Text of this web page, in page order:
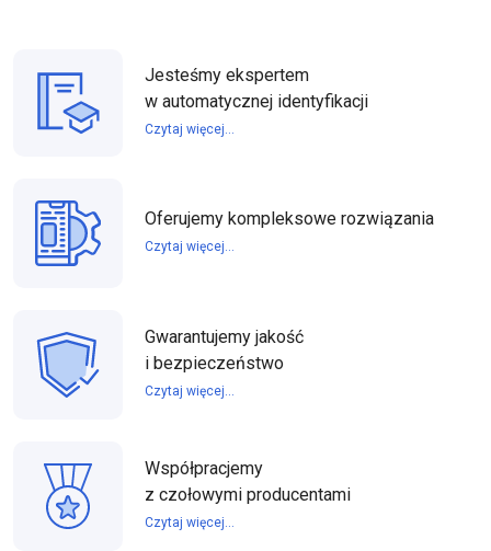
Jesteśmy ekspertem
w automatycznej identyfikacji
Czytaj więcej...
Oferujemy kompleksowe rozwiązania
Czytaj więcej...
Gwarantujemy jakość
i bezpieczeństwo
Czytaj więcej...
Współpracjemy
z czołowymi producentami
Czytaj więcej...